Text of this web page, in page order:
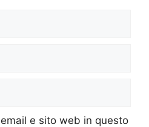
e sito web in questo